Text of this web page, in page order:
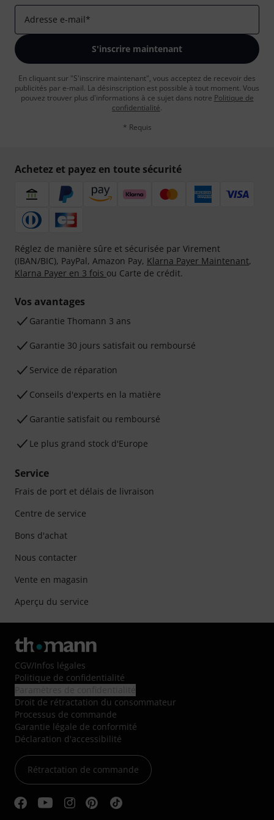
Adresse e-mail*
S'inscrire maintenant
En cliquant sur "S'inscrire maintenant", vous acceptez de recevoir des
publicités par e-mail. La désinscription est possible à tout moment. Vous
pouvez trouver plus d'informations à ce sujet dans notre Politique de
confidentialité.
* Requis
Achetez et payez en toute sécurité
Réglez de manière sûre et sécurisée par Virement
(IBAN/BIC), PayPal, Amazon Pay, Klarna Payer Maintenant,
Klarna Payer en 3 fois ou Carte de crédit.
Vos avantages
Ga­ran­tie Thomann 3 ans
Garantie 30 jours satisfait ou remboursé
Service de réparation
Conseils d'experts en la matière
Garantie satisfait ou remboursé
Le plus grand stock d'Europe
Service
Frais de port et délais de livraison
Centre de service
Bons d'achat
Nous contacter
Vente en magasin
Aperçu du service
CGV/Infos légales
Politique de confidentialité
Droit de rétractation du consommateur
Processus de commande
Garantie légale de conformité
Déclaration d'accessibilité
Rétractation de commande